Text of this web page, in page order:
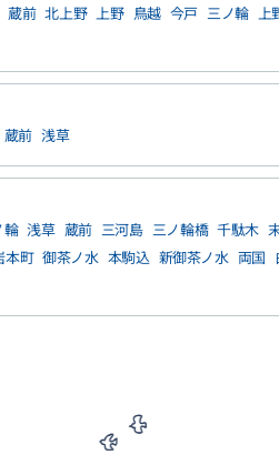
蔵前 北上野 上野 鳥越 今戸 三ノ輪
蔵前 浅草
輪 浅草 蔵前 三河島 三ノ輪橋 千駄木
本町 御茶ノ水 本駒込 新御茶ノ水 両国